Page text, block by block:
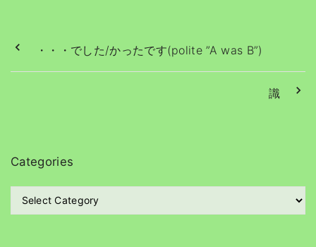
・・・でした/かったです(polite ”A was B”)
識
Categories